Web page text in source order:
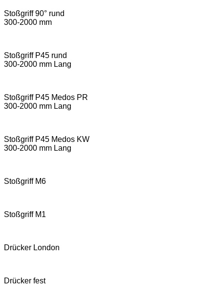
Stoßgriff 90° rund
300-2000 mm
Stoßgriff P45 rund
300-2000 mm Lang
Stoßgriff P45 Medos PR
300-2000 mm Lang
Stoßgriff P45 Medos KW
300-2000 mm Lang
Stoßgriff M6
Stoßgriff M1
Drücker London
Drücker fest